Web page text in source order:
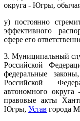
округа - Югры,
у) постоянно
эффективного
сфере его
3. Муниципальный
Российской
федеральные
Российской
автономного
правовые акты
Югры, Устав города